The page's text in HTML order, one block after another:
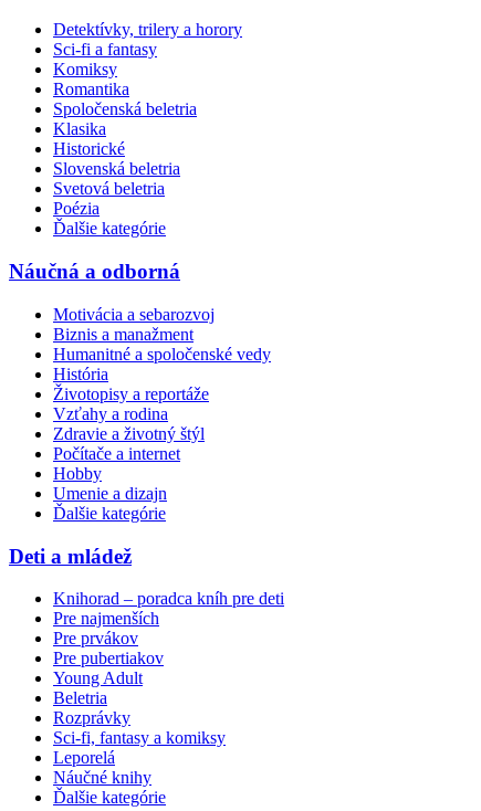
Detektívky, trilery a horory
Sci-fi a fantasy
Komiksy
Romantika
Spoločenská beletria
Klasika
Historické
Slovenská beletria
Svetová beletria
Poézia
Ďalšie kategórie
Náučná a odborná
Motivácia a sebarozvoj
Biznis a manažment
Humanitné a spoločenské vedy
História
Životopisy a reportáže
Vzťahy a rodina
Zdravie a životný štýl
Počítače a internet
Hobby
Umenie a dizajn
Ďalšie kategórie
Deti a mládež
Knihorad – poradca kníh pre deti
Pre najmenších
Pre prvákov
Pre pubertiakov
Young Adult
Beletria
Rozprávky
Sci-fi, fantasy a komiksy
Leporelá
Náučné knihy
Ďalšie kategórie